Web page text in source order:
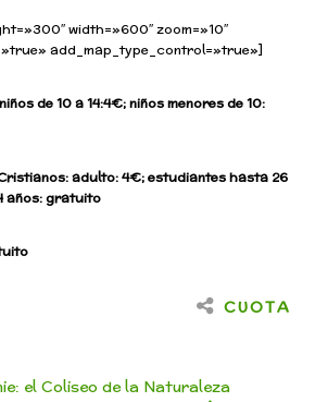
width=»600″ zoom=»10″
add_map_type_control=»true»]
de 10 a 14:4€; niños menores de 10:
adulto: 4€; estudiantes hasta 26
años: gratuito
CUOTA
el Coliseo de la Naturaleza